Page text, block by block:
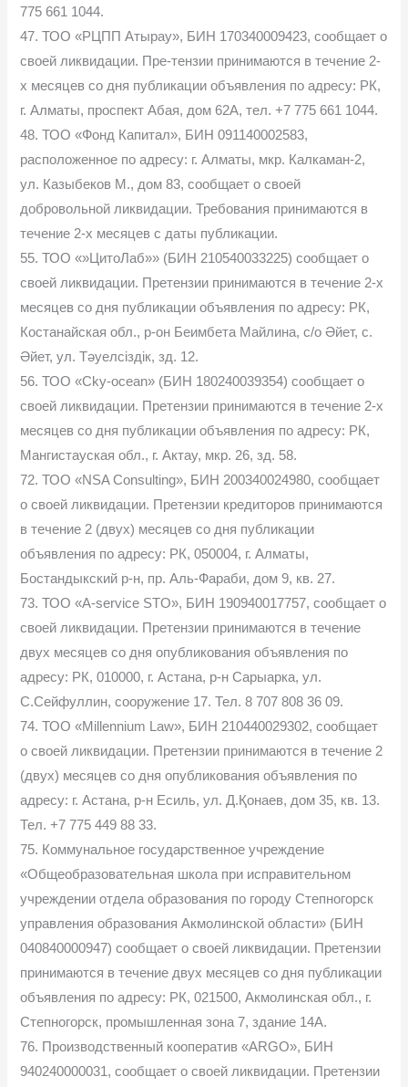
775 661 1044.
47. ТОО «РЦПП Атырау», БИН 170340009423, сообщает о
своей ликвидации. Пре-тензии принимаются в течение 2-
х месяцев со дня публикации объявления по адресу: РК,
г. Алматы, проспект Абая, дом 62А, тел. +7 775 661 1044.
48. ТОО «Фонд Капитал», БИН 091140002583,
расположенное по адресу: г. Алматы, мкр. Калкаман-2,
ул. Казыбеков М., дом 83, сообщает о своей
добровольной ликвидации. Требования принимаются в
течение 2-х месяцев с даты публикации.
55. ТОО «»ЦитоЛаб»» (БИН 210540033225) сообщает о
своей ликвидации. Претензии принимаются в течение 2-х
месяцев со дня публикации объявления по адресу: РК,
Костанайская обл., р-он Беимбета Майлина, с/о Əйет, с.
Əйет, ул. Тəуелсіздік, зд. 12.
56. ТОО «Cky-ocean» (БИН 180240039354) сообщает о
своей ликвидации. Претензии принимаются в течение 2-х
месяцев со дня публикации объявления по адресу: РК,
Мангистауская обл., г. Актау, мкр. 26, зд. 58.
72. ТОО «NSA Consulting», БИН 200340024980, сообщает
о своей ликвидации. Претензии кредиторов принимаются
в течение 2 (двух) месяцев со дня публикации
объявления по адресу: РК, 050004, г. Алматы,
Бостандыкский р-н, пр. Аль-Фараби, дом 9, кв. 27.
73. ТОО «A-service STO», БИН 190940017757, сообщает о
своей ликвидации. Претензии принимаются в течение
двух месяцев со дня опубликования объявления по
адресу: РК, 010000, г. Астана, р-н Сарыарка, ул.
С.Сейфуллин, сооружение 17. Тел. 8 707 808 36 09.
74. ТОО «Millennium Law», БИН 210440029302, сообщает
о своей ликвидации. Претензии принимаются в течение 2
(двух) месяцев со дня опубликования объявления по
адресу: г. Астана, р-н Есиль, ул. Д.Қонаев, дом 35, кв. 13.
Тел. +7 775 449 88 33.
75. Коммунальное государственное учреждение
«Общеобразовательная школа при исправительном
учреждении отдела образования по городу Степногорск
управления образования Акмолинской области» (БИН
040840000947) сообщает о своей ликвидации. Претензии
принимаются в течение двух месяцев со дня публикации
объявления по адресу: РК, 021500, Акмолинская обл., г.
Степногорск, промышленная зона 7, здание 14А.
76. Производственный кооператив «ARGO», БИН
940240000031, сообщает о своей ликвидации. Претензии